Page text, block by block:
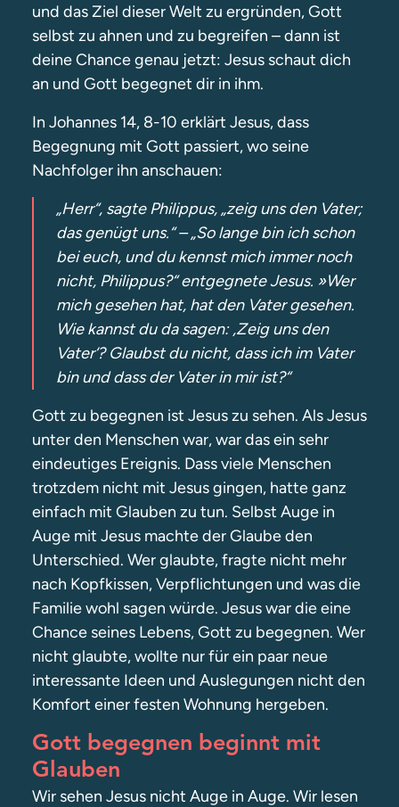
und das Ziel dieser Welt zu ergründen, Gott
selbst zu ahnen und zu begreifen – dann ist
deine Chance genau jetzt: Jesus schaut dich
an und Gott begegnet dir in ihm.
In Johannes 14, 8-10 erklärt Jesus, dass
Begegnung mit Gott passiert, wo seine
Nachfolger ihn anschauen:
„Herr“, sagte Philippus, „zeig uns den Vater;
das genügt uns.“ – „So lange bin ich schon
bei euch, und du kennst mich immer noch
nicht, Philippus?“ entgegnete Jesus. »Wer
mich gesehen hat, hat den Vater gesehen.
Wie kannst du da sagen: ‚Zeig uns den
Vater‘? Glaubst du nicht, dass ich im Vater
bin und dass der Vater in mir ist?“
Gott zu begegnen ist Jesus zu sehen. Als Jesus
unter den Menschen war, war das ein sehr
eindeutiges Ereignis. Dass viele Menschen
trotzdem nicht mit Jesus gingen, hatte ganz
einfach mit Glauben zu tun. Selbst Auge in
Auge mit Jesus machte der Glaube den
Unterschied. Wer glaubte, fragte nicht mehr
nach Kopfkissen, Verpflichtungen und was die
Familie wohl sagen würde. Jesus war die eine
Chance seines Lebens, Gott zu begegnen. Wer
nicht glaubte, wollte nur für ein paar neue
interessante Ideen und Auslegungen nicht den
Komfort einer festen Wohnung hergeben.
Gott begegnen beginnt mit
Glauben
Wir sehen Jesus nicht Auge in Auge. Wir lesen